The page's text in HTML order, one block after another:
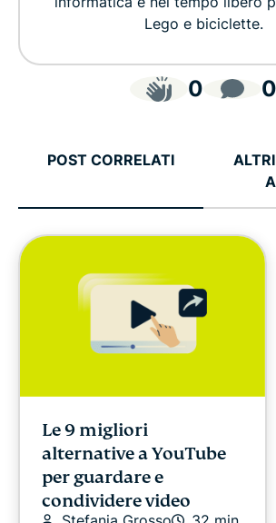
Lego e biciclette.
0 0
POST CORRELATI
Le 9 migliori
alternative a YouTube
per guardare e
condividere video